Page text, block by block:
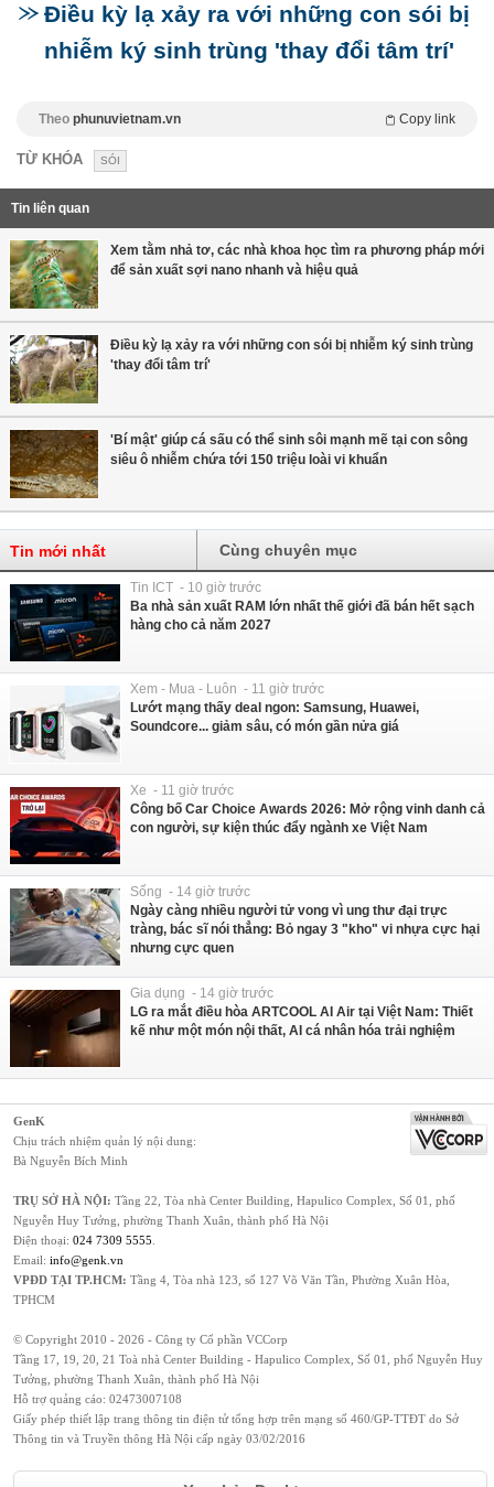
Điều kỳ lạ xảy ra với những con sói bị
nhiễm ký sinh trùng 'thay đổi tâm trí'
Theo phunuvietnam.vn Copy link
TỪ KHÓA SÓI
Tin liên quan
Xem tằm nhả tơ, các nhà khoa học tìm ra phương pháp mới
để sản xuất sợi nano nhanh và hiệu quả
Điều kỳ lạ xảy ra với những con sói bị nhiễm ký sinh trùng
'thay đổi tâm trí'
'Bí mật' giúp cá sấu có thể sinh sôi mạnh mẽ tại con sông
siêu ô nhiễm chứa tới 150 triệu loài vi khuẩn
Tin mới nhất Cùng chuyên mục
Tin ICT - 10 giờ trước
Ba nhà sản xuất RAM lớn nhất thế giới đã bán hết sạch
hàng cho cả năm 2027
Xem - Mua - Luôn - 11 giờ trước
Lướt mạng thấy deal ngon: Samsung, Huawei,
Soundcore... giảm sâu, có món gần nửa giá
Xe - 11 giờ trước
Công bố Car Choice Awards 2026: Mở rộng vinh danh cả
con người, sự kiện thúc đẩy ngành xe Việt Nam
Sống - 14 giờ trước
Ngày càng nhiều người tử vong vì ung thư đại trực
tràng, bác sĩ nói thẳng: Bỏ ngay 3 "kho" vi nhựa cực hại
nhưng cực quen
Gia dụng - 14 giờ trước
LG ra mắt điều hòa ARTCOOL AI Air tại Việt Nam: Thiết
kế như một món nội thất, AI cá nhân hóa trải nghiệm
GenK
Chịu trách nhiệm quản lý nội dung:
Bà Nguyễn Bích Minh
TRỤ SỞ HÀ NỘI: Tầng 22, Tòa nhà Center Building, Hapulico Complex, Số 01, phố
Nguyễn Huy Tưởng, phường Thanh Xuân, thành phố Hà Nội
Điện thoại: 024 7309 5555
Email: info@genk.vn
VPĐD TẠI TP.HCM: Tầng 4, Tòa nhà 123, số 127 Võ Văn Tần, Phường Xuân Hòa,
TPHCM
© Copyright 2010 - 2026 - Công ty Cổ phần VCCorp
Tầng 17, 19, 20, 21 Toà nhà Center Building - Hapulico Complex, Số 01, phố Nguyễn Huy
Tưởng, phường Thanh Xuân, thành phố Hà Nội
Hỗ trợ quảng cáo: 02473007108
Giấy phép thiết lập trang thông tin điện tử tổng hợp trên mạng số 460/GP-TTĐT do Sở
Thông tin và Truyền thông Hà Nội cấp ngày 03/02/2016